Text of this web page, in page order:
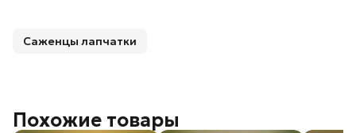
Саженцы лапчатки
Похожие товары